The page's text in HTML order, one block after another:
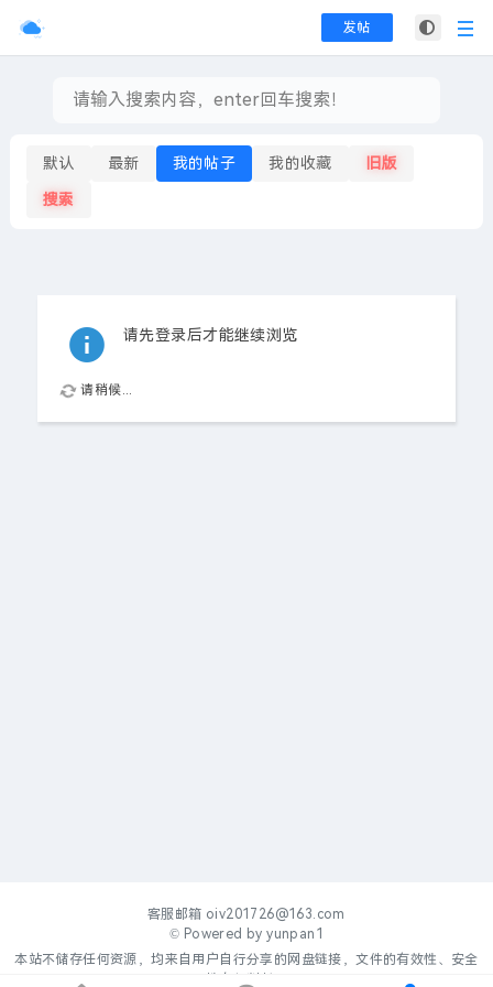
发帖
默认 最新 我的帖子 我的收藏 旧版
搜索
请先登录后才能继续浏览
请稍候...
客服邮箱 oiv201726@163.com
© Powered byyunpan1
本站不储存任何资源，均来自用户自行分享的网盘链接，文件的有效性、安全